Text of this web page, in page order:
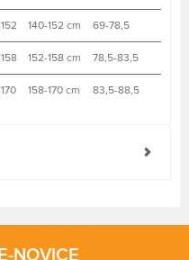
140-152 cm 69-78,5
152-158 cm 78,5-83,5
158-170 cm 83,5-88,5
NOVICE